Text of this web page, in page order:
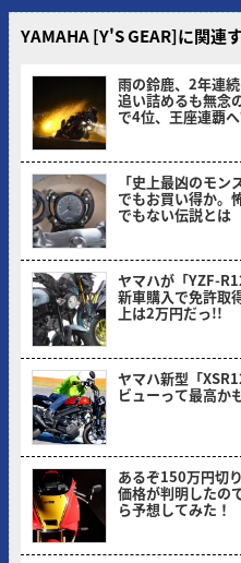
YAMAHA [Y'S GEAR]に関連
雨の鈴鹿、2年連
追い詰めるも無念
で4位、王座連覇へ
「史上最凶のモ
でもお買い得か。
でもない伝説とは
ヤマハが「YZF-
新車購入で免許取
上は2万円だっ!!
ヤマハ新型「
ビューって最高か
あるぞ150万円切
価格が判明したの
ら予想してみた！